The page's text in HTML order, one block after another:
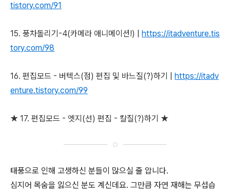
tistory.com/91
15. 풍차돌리기-4(카메라 애니메이션!)
https://itadventure.tis
tory.com/98
16. 편집모드 - 버텍스(점) 편집 및 바느질(?)하기
https://itadv
enture.tistory.com/99
★ 17. 편집모드 - 엣지(선) 편집 - 칼질(?)하기 ★
태풍으로 인해 고생하신 분들이 많으실 줄 압니다.
심지어 목숨을 잃으신 분도 계신데요. 그만큼 자연 재해는 무섭습